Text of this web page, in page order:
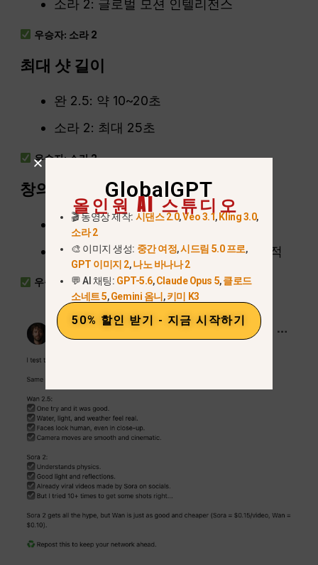
소라 2: 글로벌 모션 인텔리전스
우승자: 소라 2
최대 샷 길이
완 2.5: 약 10~20초
소라 2: 최대 25초
우승자: 소라 2
창의적 스타일
완 2.5: 상업적 및 다큐멘터리 미학
소라 2: 리얼리스틱 + 초현실적 + 실험적
우승자: 동점
GlobalGPT
올인원 AI 스튜디오
🎬 동영상 제작: 시댄스 2.0,Veo 3.1,Kling 3.0,
소라 2
🎨 이미지 생성: 중간 여정,시드림 5.0 프로,
GPT 이미지 2,나노 바나나 2
💬 AI 채팅: GPT-5.6,Claude Opus 5,클로드
소네트 5,Gemini 옴니,키미 K3
50% 할인 받기 - 지금 시작하기